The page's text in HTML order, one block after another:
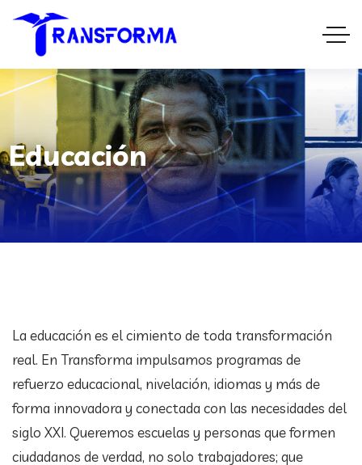
Educación
La educación es el cimiento de toda transformación
real. En Transforma impulsamos programas de
refuerzo educacional, nivelación, idiomas y más de
forma innovadora y conectada con las necesidades del
siglo XXI. Queremos escuelas y personas que formen
ciudadanos de verdad, no solo trabajadores; que